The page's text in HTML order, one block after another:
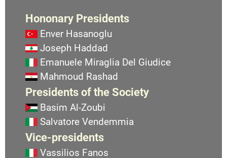
Hononary Presidents
Enver Hasanoglu
Joseph Haddad
Emanuele Miraglia Del Giudice
Mahmoud Rashad
Presidents of the Society
Basim Al-Zoubi
Salvatore Vendemmia
Vice-presidents
Vassilios Fanos